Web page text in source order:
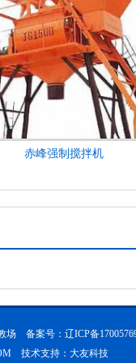
赤峰强制搅拌机
场 备案号： 辽ICP备
技术支持： 大友科技